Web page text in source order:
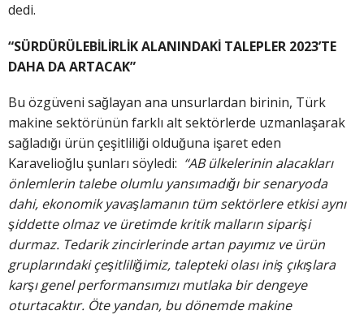
dedi.
“SÜRDÜRÜLEBİLİRLİK ALANINDAKİ TALEPLER 2023’TE
DAHA DA ARTACAK”
Bu özgüveni sağlayan ana unsurlardan birinin, Türk
makine sektörünün farklı alt sektörlerde uzmanlaşarak
sağladığı ürün çeşitliliği olduğuna işaret eden
Karavelioğlu şunları söyledi: “AB ülkelerinin alacakları
önlemlerin talebe olumlu yansımadığı bir senaryoda
dahi, ekonomik yavaşlamanın tüm sektörlere etkisi aynı
şiddette olmaz ve üretimde kritik malların siparişi
durmaz. Tedarik zincirlerinde artan payımız ve ürün
gruplarındaki çeşitliliğimiz, talepteki olası iniş çıkışlara
karşı genel performansımızı mutlaka bir dengeye
oturtacaktır. Öte yandan, bu dönemde makine